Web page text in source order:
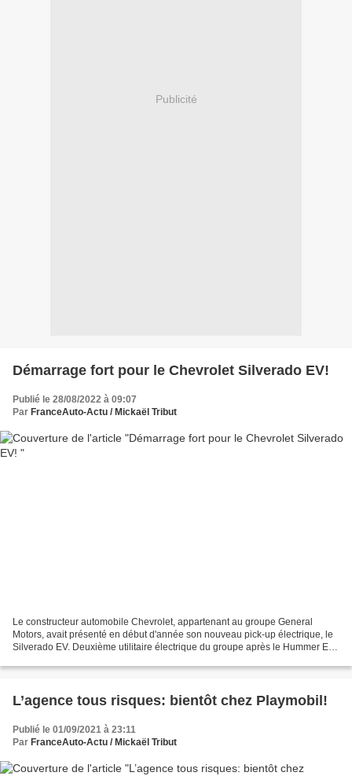
Publicité
Démarrage fort pour le Chevrolet Silverado EV!
Publié le 28/08/2022 à 09:07
Par FranceAuto-Actu / Mickaël Tribut
Le constructeur automobile Chevrolet, appartenant au groupe General
Motors, avait présenté en début d'année son nouveau pick-up électrique, le
Silverado EV. Deuxième utilitaire électrique du groupe après le Hummer EV,
L’agence tous risques: bientôt chez Playmobil!
Publié le 01/09/2021 à 23:11
Par FranceAuto-Actu / Mickaël Tribut